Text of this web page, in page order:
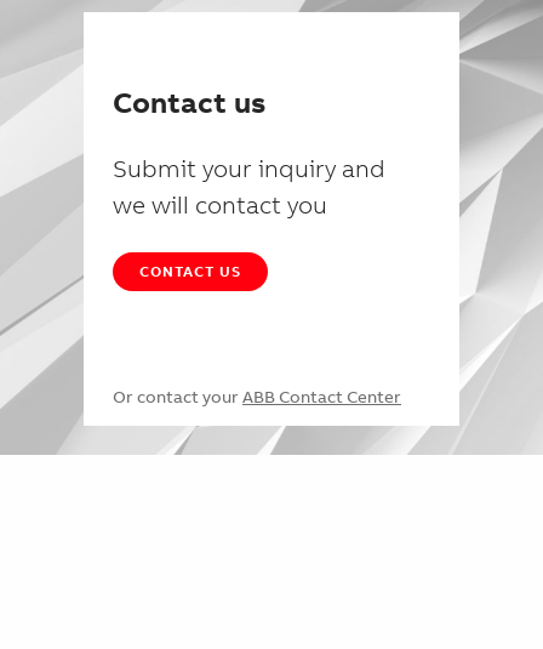
Contact us
Submit your inquiry and
we will contact you
CONTACT US
Or contact your ABB Contact Center